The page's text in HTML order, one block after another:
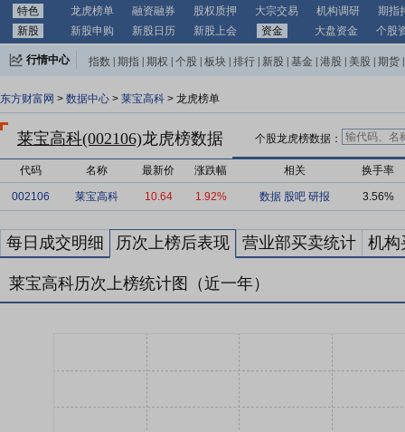
特色 龙虎榜单 融资融券 股权质押 大宗交易 机构调研
期指
新股
新股申购 新股日历 新股上会 资金 大盘资金 个股
行情中心 指数 期指 期权 个股 板块 排行 新股 基金 港股 美股 期货
东方财富网 > 数据中心 > 莱宝高科 > 龙虎榜单
莱宝高科(002106)龙虎榜数据 个股龙虎榜数据：
代码 名称 最新价 涨跌幅 相关 换手率
002106 莱宝高科 10.64 1.92% 数据 股吧 研报 3.56%
每日成交明细 历次上榜后表现 营业部买卖统计 机构
莱宝高科历次上榜统计图（近一年）